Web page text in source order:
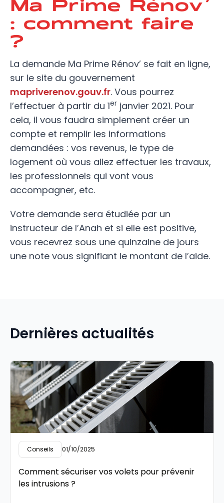
: comment faire
?
La demande Ma Prime Rénov’ se fait en ligne,
sur le site du gouvernement
mapriverenov.gouv.fr. Vous pourrez
l’effectuer à partir du 1er janvier 2021. Pour
cela, il vous faudra simplement créer un
compte et remplir les informations
demandées : vos revenus, le type de
logement où vous allez effectuer les travaux,
les professionnels qui vont vous
accompagner, etc.
Votre demande sera étudiée par un
instructeur de l’Anah et si elle est positive,
vous recevrez sous une quinzaine de jours
une note vous signifiant le montant de l’aide.
Dernières actualités
Conseils 01/10/2025
Comment sécuriser vos volets pour prévenir
les intrusions ?